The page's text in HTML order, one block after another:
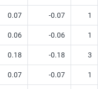
0.07 -0.07 1
0.06 -0.06 1
0.18 -0.18 3
0.07 -0.07 1